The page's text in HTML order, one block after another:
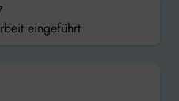
eingeführt